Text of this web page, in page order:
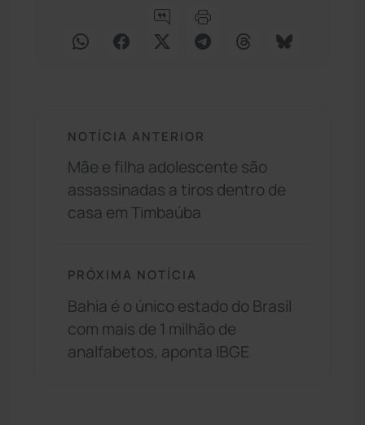
NOTÍCIA ANTERIOR
Mãe e filha adolescente são
assassinadas a tiros dentro de
casa em Timbaúba
PRÓXIMA NOTÍCIA
Bahia é o único estado do Brasil
com mais de 1 milhão de
analfabetos, aponta IBGE